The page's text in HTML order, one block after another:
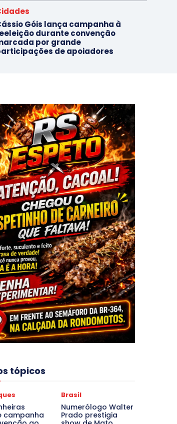
Góis lança campanha à
durante convenção
por grande
de apoiadores
tópicos
campanha
Brasil
Numerólogo Walter
Prado prestigia